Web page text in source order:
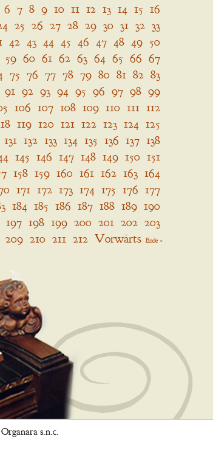
6 7 8 9 10 11 12 13 14 15 16
25 26 27 28 29 30 31 32 33
42 43 44 45 46 47 48 49 50
59 60 61 62 63 64 65 66 67
75 76 77 78 79 80 81 82 83
91 92 93 94 95 96 97 98 99
106 107 108 109 110 111 112
119 120 121 122 123 124 125
131 132 133 134 135 136 137 138
145 146 147 148 149 150 151
158 159 160 161 162 163 164
171 172 173 174 175 176 177
184 185 186 187 188 189 190
197 198 199 200 201 202 203
209 210 211 212 Vorwärts Ende »
s.n.c.